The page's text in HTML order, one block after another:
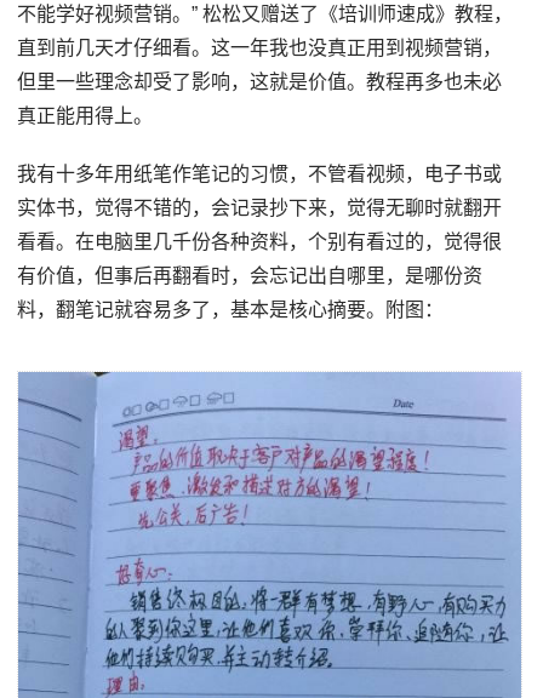
不能学好视频营销。” 松松又赠送了《培训师速成》教程，
直到前几天才仔细看。这一年我也没真正用到视频营销，
但里一些理念却受了影响，这就是价值。教程再多也未必
真正能用得上。
我有十多年用纸笔作笔记的习惯，不管看视频，电子书或
实体书，觉得不错的，会记录抄下来，觉得无聊时就翻开
看看。在电脑里几千份各种资料，个别有看过的，觉得很
有价值，但事后再翻看时，会忘记出自哪里，是哪份资
料，翻笔记就容易多了，基本是核心摘要。附图：